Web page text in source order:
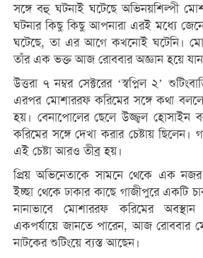
সঙ্গে বহু ঘটনাই ঘটেছে অভিনয়শিল্পী
ঘটনার কিছু কিছু আপনারা এরই মধ্যে
ঘটেছে, তা এর আগে কখনোই ঘটেনি।
তাঁর এক ভক্ত আজ রোববার অজ্ঞান হয়ে
উত্তরা ৭ নম্বর সেক্টরের ‘স্বপ্নিল ২’
এরপর মোশাররফ করিমের সঙ্গে কথা বললে
হয়। বেনাপোলের ছেলে উজ্জ্বল হোসাইন
করিমের সঙ্গে দেখা করার চেষ্টায়
এই চেষ্টা আরও তীব্র হয়।
প্রিয় অভিনেতাকে সামনে থেকে এক
ইচ্ছা থেকে ঢাকার কাছে গাজীপুরে একটি
নানাভাবে মোশাররফ করিমের অবস্থান
একপর্যায়ে জানতে পারেন, আজ রোববার
নাটকের শুটিংয়ে ব্যস্ত আছেন।